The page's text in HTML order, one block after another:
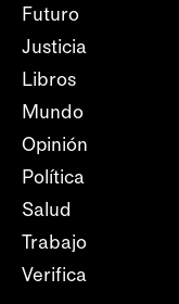
Futuro
Justicia
Libros
Mundo
Opinión
Política
Salud
Trabajo
Verifica